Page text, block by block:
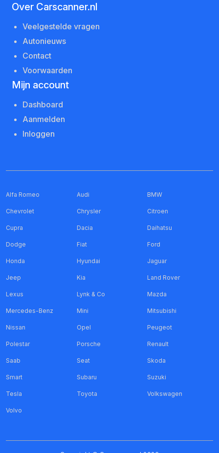
Over Carscanner.nl
Veelgestelde vragen
Autonieuws
Contact
Voorwaarden
Mijn account
Dashboard
Aanmelden
Inloggen
Alfa Romeo Audi BMW
Chevrolet Chrysler Citroen
Cupra Dacia Daihatsu
Dodge Fiat Ford
Honda Hyundai Jaguar
Jeep Kia Land Rover
Lexus Lynk & Co Mazda
Mercedes-Benz Mini Mitsubishi
Nissan Opel Peugeot
Polestar Porsche Renault
Saab Seat Skoda
Smart Subaru Suzuki
Tesla Toyota Volkswagen
Volvo